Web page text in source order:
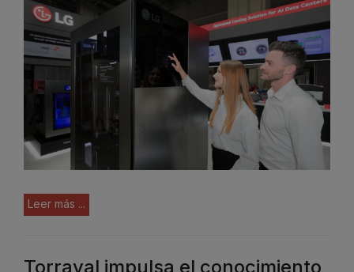
Leer más ...
Torraval impulsa el conocimiento